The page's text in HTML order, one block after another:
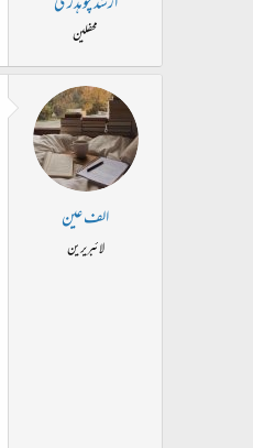
محفلین
الف عین
لائبریرین